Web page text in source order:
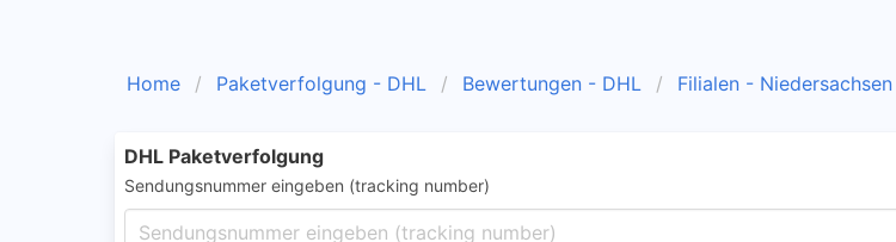
Home Paketverfolgung - DHL Bewertungen - DHL Filialen - Niedersachsen
DHL Paketverfolgung
Sendungsnummer eingeben (tracking number)